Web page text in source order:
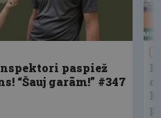
paspiež
“Šauj garām!” #347